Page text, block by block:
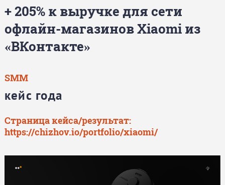
+ 205% к выручке для сети
офлайн-магазинов Xiaomi из
«ВКонтакте»
SMM
кейс года
Страница кейса/результат:
https://chizhov.io/portfolio/xiaomi/